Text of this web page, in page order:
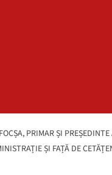
PRIMAR ȘI
ȘI FAȚĂ DE